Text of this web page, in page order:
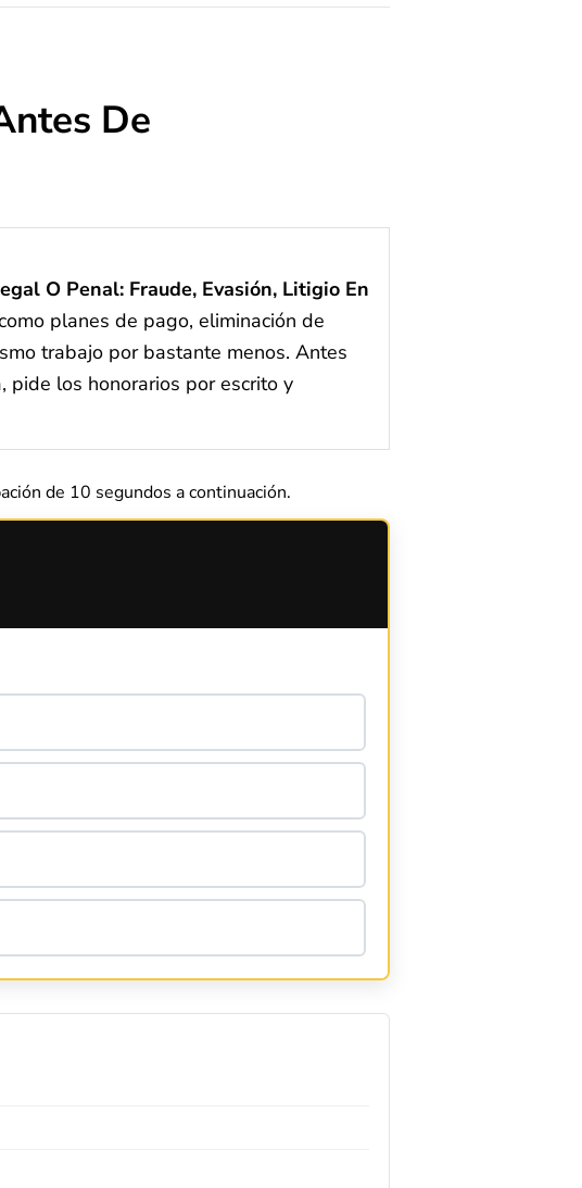
De
O Penal: Fraude, Evasión, Litigio En
planes de pago, eliminación de
trabajo por bastante menos. Antes
pide los honorarios por escrito y
de 10 segundos a continuación.